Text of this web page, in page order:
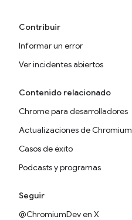
Contribuir
Informar un error
Ver incidentes abiertos
Contenido relacionado
Chrome para desarrolladores
Actualizaciones de Chromium
Casos de éxito
Podcasts y programas
Seguir
@ChromiumDev en X